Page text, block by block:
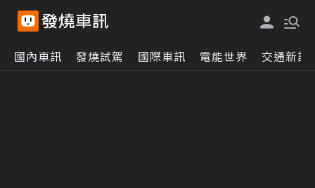
國內車訊 發燒試駕 國際車訊 電能世界 交通新訊